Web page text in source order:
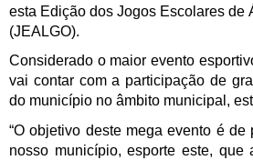
esta Edição dos Jogos Escolares de
(JEALGO).
Considerado o maior evento
vai contar com a participação de
do município no âmbito municipal,
“O objetivo deste mega evento é de
nosso município, esporte este, que